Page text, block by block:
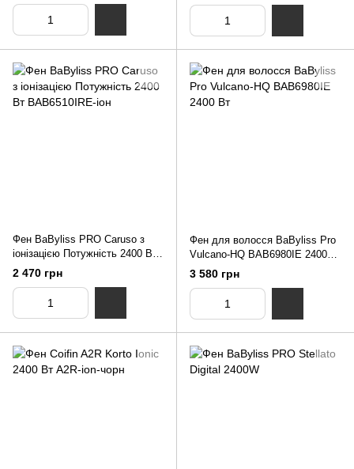
Фен BaByliss PRO Caruso з
іонізацією Потужність 2400 Вт
BAB6510IRE-іон
2 470 грн
Фен для волосся BaByliss Pro
Vulcano-HQ BAB6980IE 2400
Вт
3 580 грн